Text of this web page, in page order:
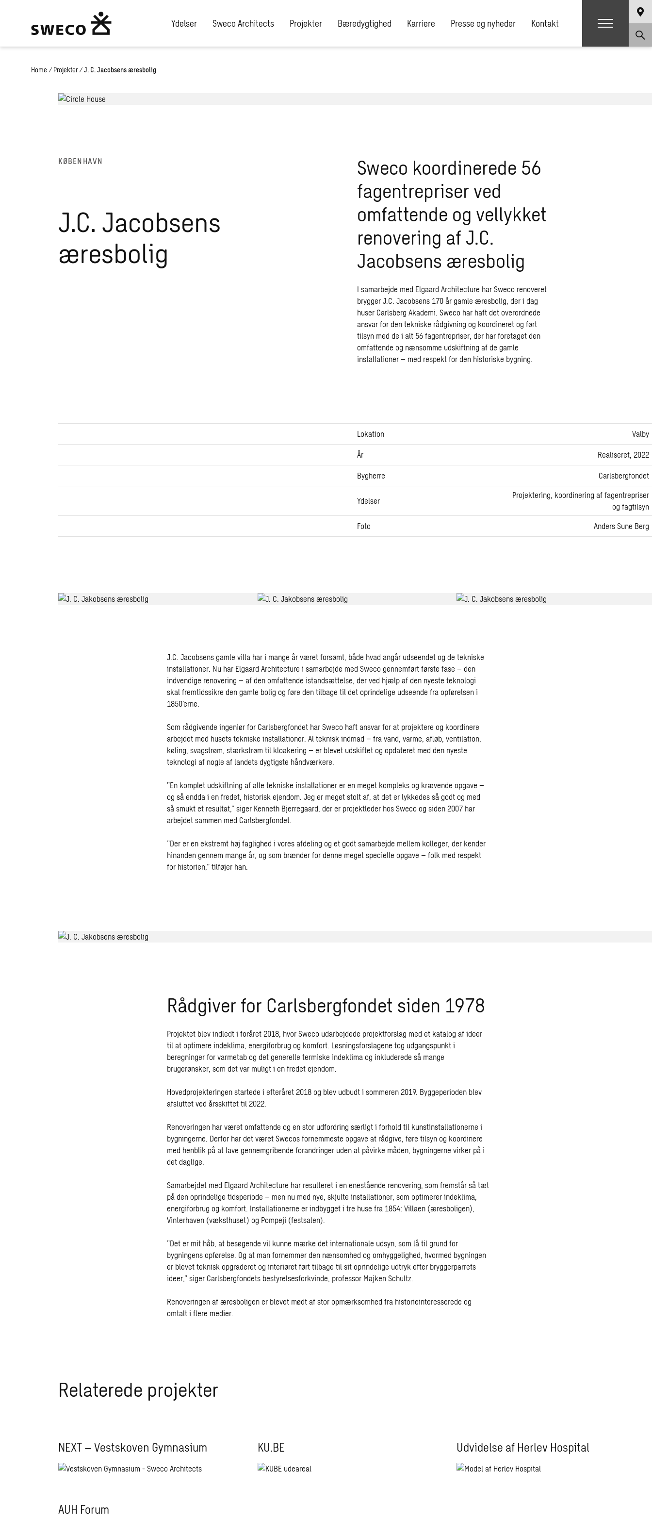
Ydelser Sweco Architects Projekter Bæredygtighed Karriere Presse og nyheder Kontakt
Home / Projekter / J. C. Jacobsens æresbolig
KØBENHAVN
J.C. Jacobsens
æresbolig
Sweco koordinerede 56
fagentrepriser ved
omfattende og vellykket
renovering af J.C.
Jacobsens æresbolig
I samarbejde med Elgaard Architecture har Sweco renoveret
brygger J.C. Jacobsens 170 år gamle æresbolig, der i dag
huser Carlsberg Akademi. Sweco har haft det overordnede
ansvar for den tekniske rådgivning og koordineret og ført
tilsyn med de i alt 56 fagentrepriser, der har foretaget den
omfattende og nænsomme udskiftning af de gamle
installationer – med respekt for den historiske bygning.
Lokation Valby
År Realiseret, 2022
Bygherre Carlsbergfondet
Ydelser
Projektering, koordinering af fagentrepriser
og fagtilsyn
Foto Anders Sune Berg
J.C. Jacobsens gamle villa har i mange år været forsømt, både hvad angår udseendet og de tekniske
installationer. Nu har Elgaard Architecture i samarbejde med Sweco gennemført første fase – den
indvendige renovering – af den omfattende istandsættelse, der ved hjælp af den nyeste teknologi
skal fremtidssikre den gamle bolig og føre den tilbage til det oprindelige udseende fra opførelsen i
1850’erne.
Som rådgivende ingeniør for Carlsbergfondet har Sweco haft ansvar for at projektere og koordinere
arbejdet med husets tekniske installationer. Al teknisk indmad – fra vand, varme, afløb, ventilation,
køling, svagstrøm, stærkstrøm til kloakering – er blevet udskiftet og opdateret med den nyeste
teknologi af nogle af landets dygtigste håndværkere.
”En komplet udskiftning af alle tekniske installationer er en meget kompleks og krævende opgave –
og så endda i en fredet, historisk ejendom. Jeg er meget stolt af, at det er lykkedes så godt og med
så smukt et resultat,” siger Kenneth Bjerregaard, der er projektleder hos Sweco og siden 2007 har
arbejdet sammen med Carlsbergfondet.
”Der er en ekstremt høj faglighed i vores afdeling og et godt samarbejde mellem kolleger, der kender
hinanden gennem mange år, og som brænder for denne meget specielle opgave – folk med respekt
for historien,” tilføjer han.
Rådgiver for Carlsbergfondet siden 1978
Projektet blev indledt i foråret 2018, hvor Sweco udarbejdede projektforslag med et katalog af ideer
til at optimere indeklima, energiforbrug og komfort. Løsningsforslagene tog udgangspunkt i
beregninger for varmetab og det generelle termiske indeklima og inkluderede så mange
brugerønsker, som det var muligt i en fredet ejendom.
Hovedprojekteringen startede i efteråret 2018 og blev udbudt i sommeren 2019. Byggeperioden blev
afsluttet ved årsskiftet til 2022.
Renoveringen har været omfattende og en stor udfordring særligt i forhold til kunstinstallationerne i
bygningerne. Derfor har det været Swecos fornemmeste opgave at rådgive, føre tilsyn og koordinere
med henblik på at lave gennemgribende forandringer uden at påvirke måden, bygningerne virker på i
det daglige.
Samarbejdet med Elgaard Architecture har resulteret i en enestående renovering, som fremstår så tæt
på den oprindelige tidsperiode – men nu med nye, skjulte installationer, som optimerer indeklima,
energiforbrug og komfort. Installationerne er indbygget i tre huse fra 1854: Villaen (æresboligen),
Vinterhaven (væksthuset) og Pompeji (festsalen).
”Det er mit håb, at besøgende vil kunne mærke det internationale udsyn, som lå til grund for
bygningens opførelse. Og at man fornemmer den nænsomhed og omhyggelighed, hvormed bygningen
er blevet teknisk opgraderet og interiøret ført tilbage til sit oprindelige udtryk efter bryggerparrets
ideer,” siger Carlsbergfondets bestyrelsesforkvinde, professor Majken Schultz.
Renoveringen af æresboligen er blevet mødt af stor opmærksomhed fra historieinteresserede og
omtalt i flere medier.
Relaterede projekter
NEXT – Vestskoven Gymnasium KU.BE Udvidelse af Herlev Hospital
AUH Forum